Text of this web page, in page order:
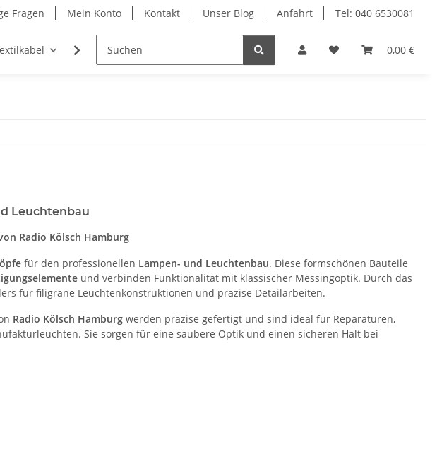
Fragen Mein Konto Kontakt Unser Blog Anfahrt Tel: 040 6530081
0,00 €
Möbel-Ersatzteile
Leuchtenbau
Radio Kölsch Hamburg
für den professionellen Lampen- und Leuchtenbau. Diese formschönen Bauteile
und verbinden Funktionalität mit klassischer Messingoptik. Durch das
für filigrane Leuchtenkonstruktionen und präzise Detailarbeiten.
Radio Kölsch Hamburg werden präzise gefertigt und sind ideal für Reparaturen,
Sie sorgen für eine saubere Optik und einen sicheren Halt bei